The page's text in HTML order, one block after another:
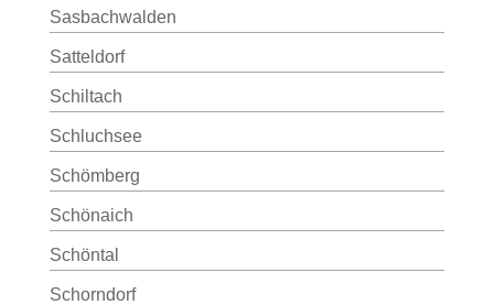
Sasbachwalden
Satteldorf
Schiltach
Schluchsee
Schömberg
Schönaich
Schöntal
Schorndorf